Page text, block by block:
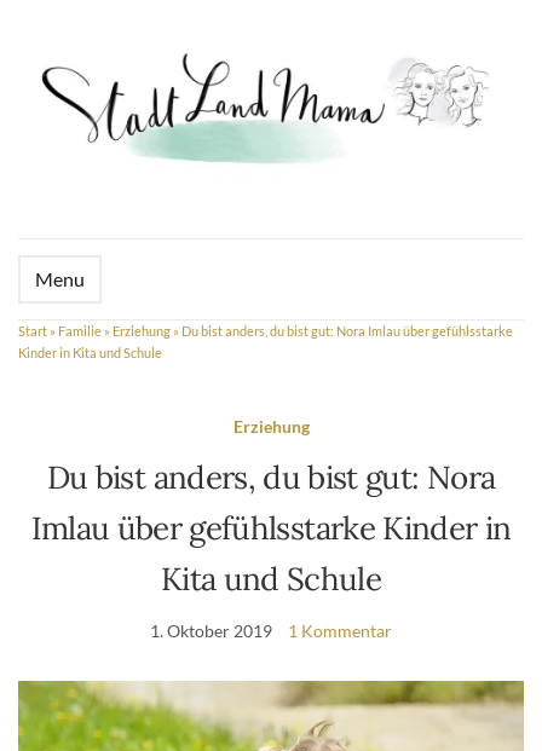
Menu
Start » Familie » Erziehung » Du bist anders, du bist gut: Nora Imlau über gefühlsstarke
Kinder in Kita und Schule
Erziehung
Du bist anders, du bist gut: Nora
Imlau über gefühlsstarke Kinder in
Kita und Schule
1. Oktober 2019 1 Kommentar